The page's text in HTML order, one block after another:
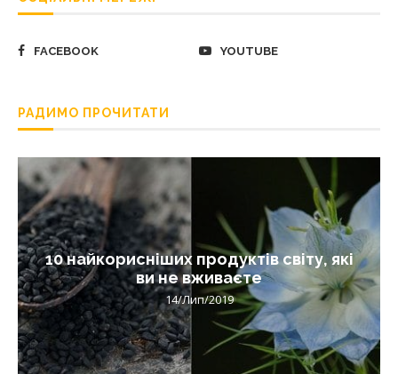
FACEBOOK YOUTUBE
РАДИМО ПРОЧИТАТИ
10 найкорисніших продуктів світу, які
ви не вживаєте
14/Лип/2019